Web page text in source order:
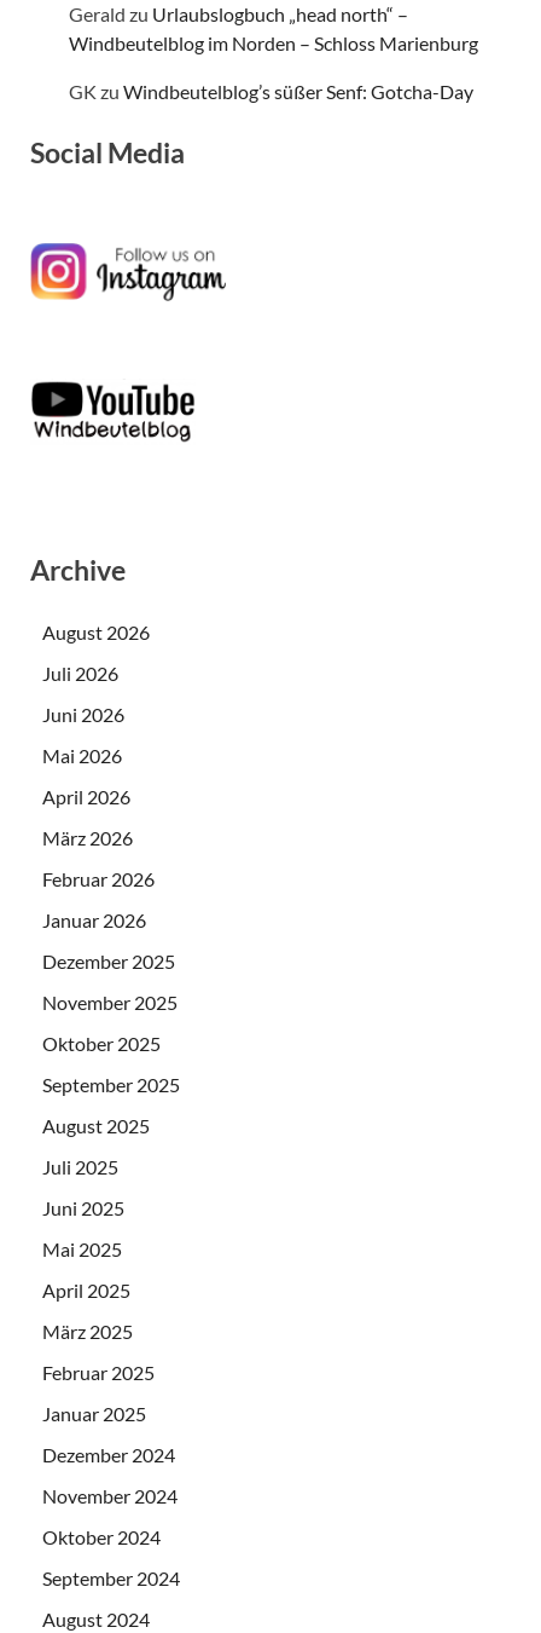
Gerald zu Urlaubslogbuch „head north“ –
Windbeutelblog im Norden – Schloss Marienburg
GK zu Windbeutelblog’s süßer Senf: Gotcha-Day
Social Media
Archive
August 2026
Juli 2026
Juni 2026
Mai 2026
April 2026
März 2026
Februar 2026
Januar 2026
Dezember 2025
November 2025
Oktober 2025
September 2025
August 2025
Juli 2025
Juni 2025
Mai 2025
April 2025
März 2025
Februar 2025
Januar 2025
Dezember 2024
November 2024
Oktober 2024
September 2024
August 2024